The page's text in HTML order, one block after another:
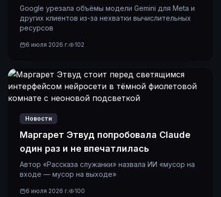
даже гигантов
Google урезала объёмы модели Gemini для Meta и
других клиентов из-за нехватки вычислительных
ресурсов
6 июля 2026 г. 102
Новости
Маргарет Этвуд попробовала Claude
один раз и не впечатлилась
Автор «Рассказа служанки» назвала ИИ «мусор на
входе — мусор на выходе»
6 июля 2026 г. 100